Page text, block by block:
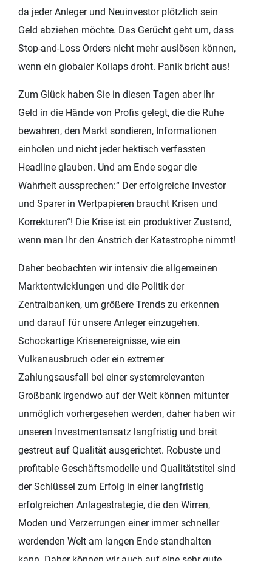
da jeder Anleger und Neuinvestor plötzlich sein
Geld abziehen möchte. Das Gerücht geht um, dass
Stop-and-Loss Orders nicht mehr auslösen können,
wenn ein globaler Kollaps droht. Panik bricht aus!
Zum Glück haben Sie in diesen Tagen aber Ihr
Geld in die Hände von Profis gelegt, die die Ruhe
bewahren, den Markt sondieren, Informationen
einholen und nicht jeder hektisch verfassten
Headline glauben. Und am Ende sogar die
Wahrheit aussprechen:“ Der erfolgreiche Investor
und Sparer in Wertpapieren braucht Krisen und
Korrekturen“! Die Krise ist ein produktiver Zustand,
wenn man Ihr den Anstrich der Katastrophe nimmt!
Daher beobachten wir intensiv die allgemeinen
Marktentwicklungen und die Politik der
Zentralbanken, um größere Trends zu erkennen
und darauf für unsere Anleger einzugehen.
Schockartige Krisenereignisse, wie ein
Vulkanausbruch oder ein extremer
Zahlungsausfall bei einer systemrelevanten
Großbank irgendwo auf der Welt können mitunter
unmöglich vorhergesehen werden, daher haben wir
unseren Investmentansatz langfristig und breit
gestreut auf Qualität ausgerichtet. Robuste und
profitable Geschäftsmodelle und Qualitätstitel sind
der Schlüssel zum Erfolg in einer langfristig
erfolgreichen Anlagestrategie, die den Wirren,
Moden und Verzerrungen einer immer schneller
werdenden Welt am langen Ende standhalten